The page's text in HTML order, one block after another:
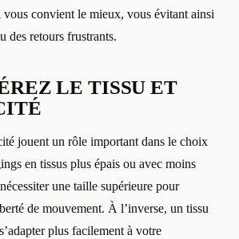
convient le mieux, vous évitant ainsi
des retours frustrants.
LE TISSU ET
jouent un rôle important dans le choix
en tissus plus épais ou avec moins
une taille supérieure pour
de mouvement. À l’inverse, un tissu
plus facilement à votre